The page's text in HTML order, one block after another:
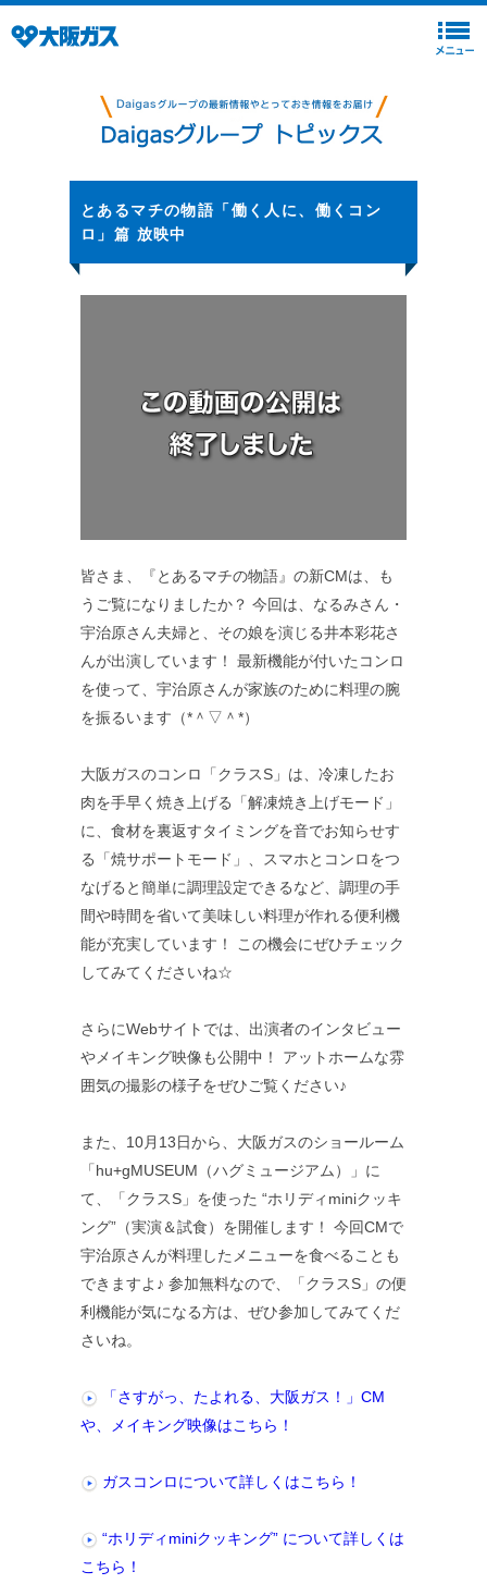
とあるマチの物語「働く人に、働くコン
ロ」篇 放映中
皆さま、『とあるマチの物語』の新CMは、も
うご覧になりましたか？ 今回は、なるみさん・
宇治原さん夫婦と、その娘を演じる井本彩花さ
んが出演しています！ 最新機能が付いたコンロ
を使って、宇治原さんが家族のために料理の腕
を振るいます（*＾▽＾*）
大阪ガスのコンロ「クラスS」は、冷凍したお
肉を手早く焼き上げる「解凍焼き上げモード」
に、食材を裏返すタイミングを音でお知らせす
る「焼サポートモード」、スマホとコンロをつ
なげると簡単に調理設定できるなど、調理の手
間や時間を省いて美味しい料理が作れる便利機
能が充実しています！ この機会にぜひチェック
してみてくださいね☆
さらにWebサイトでは、出演者のインタビュー
やメイキング映像も公開中！ アットホームな雰
囲気の撮影の様子をぜひご覧ください♪
また、10月13日から、大阪ガスのショールーム
「hu+gMUSEUM（ハグミュージアム）」に
て、「クラスS」を使った “ホリディminiクッキ
ング”（実演＆試食）を開催します！ 今回CMで
宇治原さんが料理したメニューを食べることも
できますよ♪ 参加無料なので、「クラスS」の便
利機能が気になる方は、ぜひ参加してみてくだ
さいね。
「さすがっ、たよれる、大阪ガス！」CM
や、メイキング映像はこちら！
ガスコンロについて詳しくはこちら！
“ホリディminiクッキング” について詳しくは
こちら！